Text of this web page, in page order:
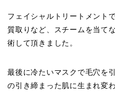
フェイシャルトリートメント
質取りなど、スチームを当て
術して頂きました。
最後に冷たいマスクで毛穴を
の引き締まった肌に生まれ変